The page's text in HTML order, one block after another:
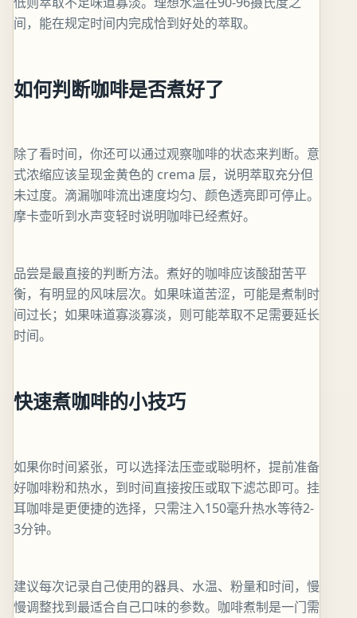
间，能在规定时间内完成恰到好处的萃取。
如何判断咖啡是否煮好了
除了看时间，你还可以通过观察咖啡的状态来判断。意
式浓缩应该呈现金黄色的 crema 层，说明萃取充分但
未过度。滴漏咖啡流出速度均匀、颜色透亮即可停止。
摩卡壶听到水声变轻时说明咖啡已经煮好。
品尝是最直接的判断方法。煮好的咖啡应该酸甜苦平
衡，有明显的风味层次。如果味道苦涩，可能是煮制时
间过长；如果味道寡淡寡淡，则可能萃取不足需要延长
时间。
快速煮咖啡的小技巧
如果你时间紧张，可以选择法压壶或聪明杯，提前准备
好咖啡粉和热水，到时间直接按压或取下滤芯即可。挂
耳咖啡是更便捷的选择，只需注入150毫升热水等待2-
3分钟。
建议每次记录自己使用的器具、水温、粉量和时间，慢
慢调整找到最适合自己口味的参数。咖啡煮制是一门需